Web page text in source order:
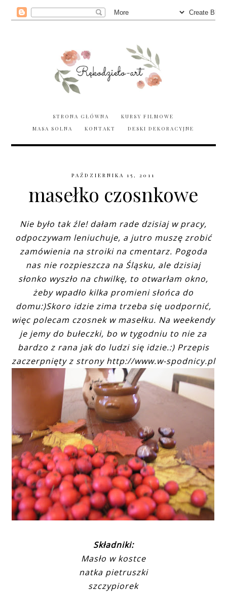
STRONA GŁÓWNA
KURSY FILMOWE
MASA SOLNA
KONTAKT DESKI DEKORACYJNE
PAŹDZIERNIKA 15, 2011
masełko czosnkowe
Nie było tak źle! dałam rade dzisiaj w pracy,
odpoczywam leniuchuje, a jutro muszę zrobić
zamówienia na stroiki na cmentarz. Pogoda
nas nie rozpieszcza na Śląsku, ale dzisiaj
słonko wyszło na chwilkę, to otwarłam okno,
żeby wpadło kilka promieni słońca do
domu:)Skoro idzie zima trzeba się uodpornić,
więc polecam czosnek w masełku. Na weekendy
je jemy do bułeczki, bo w tygodniu to nie za
bardzo z rana jak do ludzi się idzie.:) Przepis
zaczerpnięty z strony http://www.w-spodnicy.pl
Składniki:
Masło w kostce
natka pietruszki
szczypiorek